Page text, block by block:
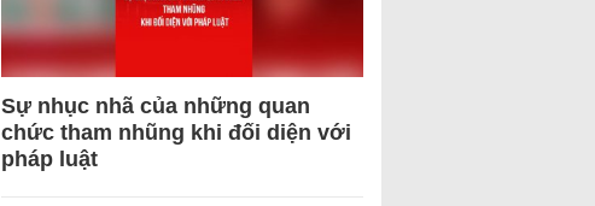
Sự nhục nhã của những quan
chức tham nhũng khi đối diện với
pháp luật